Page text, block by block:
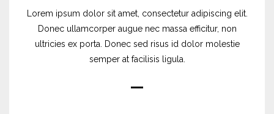
Lorem ipsum dolor sit amet, consectetur adipiscing elit.
Donec ullamcorper augue nec massa efficitur, non
ultricies ex porta. Donec sed risus id dolor molestie
semper at facilisis ligula.